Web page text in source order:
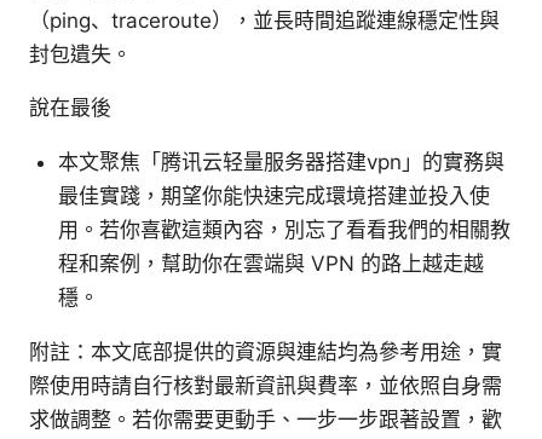
（ping、traceroute），並長時間追蹤連線穩定性與
封包遺失。
說在最後
本文聚焦「腾讯云轻量服务器搭建vpn」的實務與
最佳實踐，期望你能快速完成環境搭建並投入使
用。若你喜歡這類內容，別忘了看看我們的相關教
程和案例，幫助你在雲端與 VPN 的路上越走越
穩。
附註：本文底部提供的資源與連結均為參考用途，實
際使用時請自行核對最新資訊與費率，並依照自身需
求做調整。若你需要更動手、一步一步跟著設置，歡